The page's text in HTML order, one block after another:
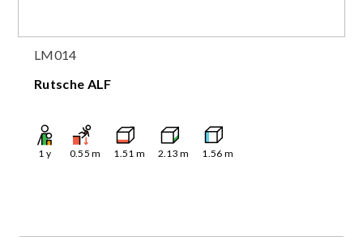
LM014
Rutsche ALF
1 y 0.55 m 1.51 m 2.13 m 1.56 m